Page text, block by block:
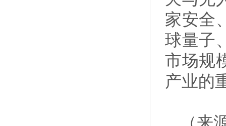
家安全
球量子
市场规
产业的